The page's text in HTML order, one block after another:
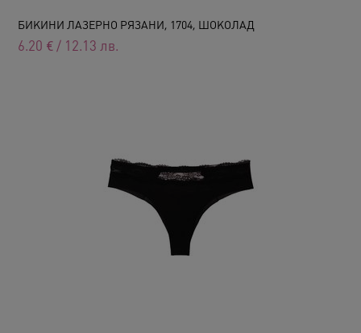
БИКИНИ ЛАЗЕРНО РЯЗАНИ, 1704, ШОКОЛАД
6.20 € / 12.13 лв.